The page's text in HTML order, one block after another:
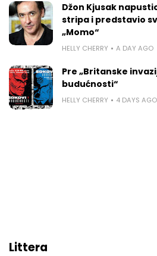
Džon Kjusak
stripa i predstavio
„Momo“
HELLY CHERRY A DAY AGO
Pre „Britanske
budućnosti“
HELLY CHERRY 4 DAYS AGO
Littera